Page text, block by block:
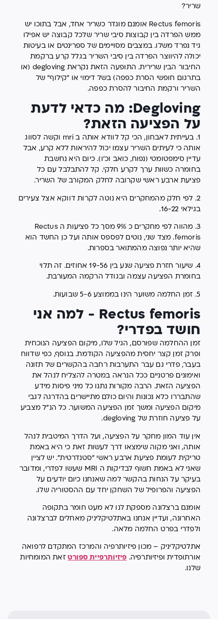
שריר?
Rectus femoris אומנם מוגדר כשריר אחד, אבל בתוכו יש
ממש הפרדה בין קבוצות סיבי שריר שלכל קבוצה יש אפילו
גיד נפרד משלו. במצבים מסויימים של ספרינטים או בעיטות
יכולה להיווצר הפרדה בין סיבי השריר בגלל קרע ברקמת
החיבור הבין שרירית. התופעה הזאת נקראת degloving (או
בתרגום חופשי הסרת כפפה) בשל דימוי או "קילוף" של
השריר ורקמת החיבור להסרת כפפה.
Degloving: מה כדאי לדעת
על הפציעה הזאת?
1. בעייתית לאבחון, הכי קל לוודא אותה ב mri וקשה לסווג
אותה כי לעיתים השריר עצמו יכול להיראות ללא קרע, אבל
עדיין סימפטומטי (נפוח, כואב וכ'ו). כיום היא נחשבת
בחומרה כשוות ערך לקרע חלקי. קל להתבלבל עם כל
פציעת ארבע ראשי שקרובה לחלק המקורב של השריר.
2. לפי חלק מהמחקרים היא נוטה לקרות דווקא אצל צעירים
בגילאי 16-22.
3. מהווה לפי מחקרים כ 9% מסך כל פציעות ה Rectus
femoris. מצד שני, נוטים לפספס אותה ועל כן החשד הוא
שהיא יותר נפוצה מהמתואר בספרות.
4. שיעור חזרת פציעה שנע בין 19-56 אחוזים. זה תלוי
בחומרת הפציעה עצמה ובגודל הרקמה המעורבת.
5. זמן החלמה משוער הינו בממוצע 5-6 שבועות.
Rectus femoris - למה אני
חושד בפדרי?
זמן ההחלמה שפורסם, הגיל שלו, מיקום הפציעה הנוכחית
ופרק זמן קצר יחסית מהפציעה הקודמת. בנוסף, כפי שדווח
בעבר, פדרי גם עבר התערבות רחבה בהקשרים של תזונה
ואימונים פרטניים ככל הנראה במטרה להצליח לנהל את
הפציעה הזאת. הרבה מקורות נתנו כל מיני פיסות מידע
שהתבררו כלא נכונות והיום כולם מתיישרים בהדרגה לגבי
מיקום הפציעה ומשך זמן הפציעה המשוער. כל הנ"ל מצביע
על פציעה חוזרת של degloving.
אין עוד המון מחקר על הפציעה, ועל הדרך המיטבית לנהל
אותה, ואני מקוה שימצאו דרך לעשות זאת כי היא באמת
טריקית לעומת פציעת ארבע ראשי "סטנדרטית". יש לציין
שאני לא באמת חשוף לבדיקות ה MRI שעשו לפדרי, ומדובר
בעיקר על הנחות בהקשר למה שאנחנו כיום יודעים על
הפציעה והפרופיל של השחקן יחד עם ההסטוריה שלו.
אומנם ברצלונה מספקת לנו לא מעט חומר בתקופה
האחרונה, ועדיין אנחנו באתלטיקליניק מאחלים לברצלונה
ולפדרי בפרט החלמה מלאה.
אתלטיקליניק – מכון פיזיותרפיה והמרכז המתקדם לרפואה
אורתופדית ופיזיותרפיה. פיזיותרפיית ספורט זאת המומחיות
שלנו.